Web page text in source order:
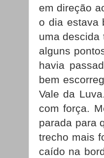
em direção
o dia estava
uma descida
alguns
havia
bem
Vale da
com força.
parada para
trecho mais
caído na